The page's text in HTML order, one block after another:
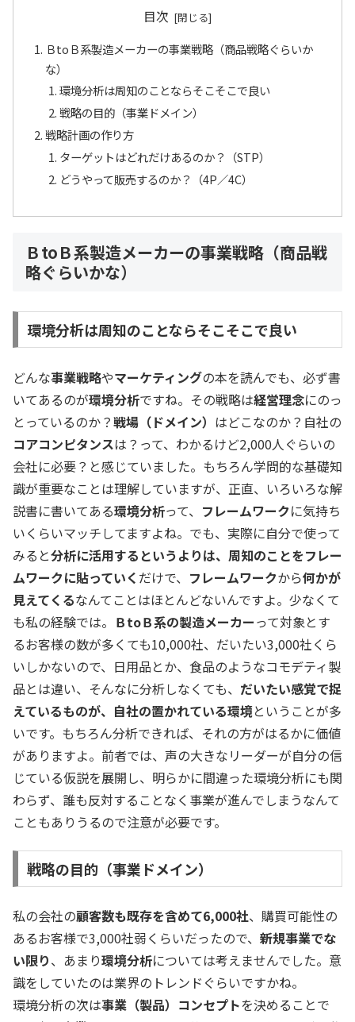
目次
ＢtoＢ系製造メーカーの事業戦略（商品戦略ぐらいか
な）
環境分析は周知のことならそこそこで良い
戦略の目的（事業ドメイン）
戦略計画の作り方
ターゲットはどれだけあるのか？（STP）
どうやって販売するのか？（4P／4C）
ＢtoＢ系製造メーカーの事業戦略（商品戦
略ぐらいかな）
環境分析は周知のことならそこそこで良い
どんな事業戦略やマーケティングの本を読んでも、必ず書
いてあるのが環境分析ですね。その戦略は経営理念にのっ
とっているのか？戦場（ドメイン） はどこなのか？自社の
コアコンピタンスは？って、わかるけど2,000人ぐらいの
会社に必要？と感じていました。もちろん学問的な基礎知
識が重要なことは理解していますが、正直、いろいろな解
説書に書いてある環境分析って、 フレームワークに気持ち
いくらいマッチしてますよね。でも、実際に自分で使って
みると分析に活用するというよりは、周知のことをフレー
ムワークに貼っていく だけで、 フレームワークから何かが
見えてくるなんてことはほとんどないんですよ。少なくて
も私の経験では。 ＢtoＢ系の製造メーカーって対象とす
るお客様の数が多くても10,000社、だいたい3,000社くら
いしかないので、日用品とか、食品のようなコモデティ製
品とは違い、そんなに分析しなくても、 だいたい感覚で捉
えているものが、自社の置かれている環境ということが多
いです。もちろん分析できれば、それの方がはるかに価値
がありますよ。前者では、声の大きなリーダーが自分の信
じている仮説を展開し、明らかに間違った環境分析にも関
わらず、誰も反対することなく事業が進んでしまうなんて
こともありうるので注意が必要です。
戦略の目的（事業ドメイン）
私の会社の顧客数も既存を含めて6,000社、購買可能性の
あるお客様で3,000社弱くらいだったので、 新規事業でな
い限り、あまり環境分析については考えませんでした。意
識をしていたのは業界のトレンドぐらいですかね。
環境分析の次は事業（製品）コンセプトを決めることで